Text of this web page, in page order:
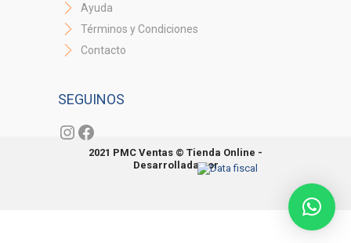
Ayuda
Términos y Condiciones
Contacto
SEGUINOS
Instagram
Facebook
2021 PMC Ventas © Tienda Online -
Desarrollada por